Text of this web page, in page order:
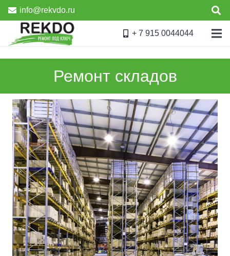
info@rekvdo.ru
+ 7 915 0044044
Ремонт складов